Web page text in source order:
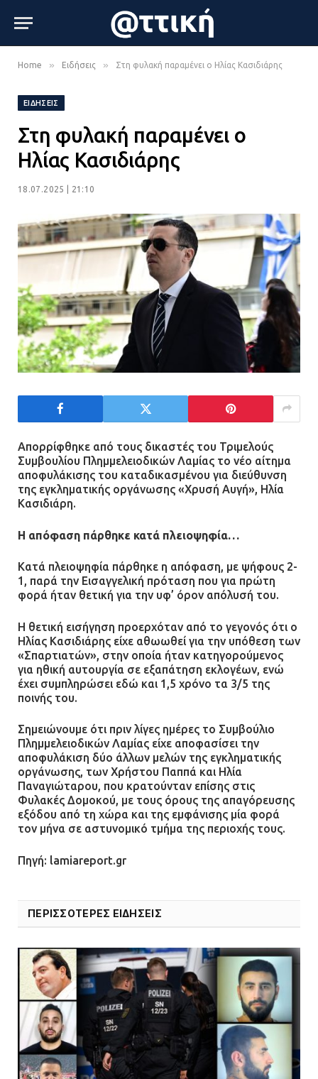
Home » Ειδήσεις » Στη φυλακή παραμένει ο Ηλίας Κασιδιάρης
ΕΙΔΉΣΕΙΣ
Στη φυλακή παραμένει ο
Ηλίας Κασιδιάρης
18.07.2025 | 21:10
Απορρίφθηκε από τους δικαστές του Τριμελούς
Συμβουλίου Πλημμελειοδικών Λαμίας το νέο αίτημα
αποφυλάκισης του καταδικασμένου για διεύθυνση
της εγκληματικής οργάνωσης «Χρυσή Αυγή», Ηλία
Κασιδιάρη.
Η απόφαση πάρθηκε κατά πλειοψηφία…
Κατά πλειοψηφία πάρθηκε η απόφαση, με ψήφους 2-
1, παρά την Εισαγγελική πρόταση που για πρώτη
φορά ήταν θετική για την υφ’ όρον απόλυσή του.
Η θετική εισήγηση προερχόταν από το γεγονός ότι ο
Ηλίας Κασιδιάρης είχε αθωωθεί για την υπόθεση των
«Σπαρτιατών», στην οποία ήταν κατηγορούμενος
για ηθική αυτουργία σε εξαπάτηση εκλογέων, ενώ
έχει συμπληρώσει εδώ και 1,5 χρόνο τα 3/5 της
ποινής του.
Σημειώνουμε ότι πριν λίγες ημέρες το Συμβούλιο
Πλημμελειοδικών Λαμίας είχε αποφασίσει την
αποφυλάκιση δύο άλλων μελών της εγκληματικής
οργάνωσης, των Χρήστου Παππά και Ηλία
Παναγιώταρου, που κρατούνταν επίσης στις
Φυλακές Δομοκού, με τους όρους της απαγόρευσης
εξόδου από τη χώρα και της εμφάνισης μία φορά
τον μήνα σε αστυνομικό τμήμα της περιοχής τους.
Πηγή: lamiareport.gr
ΠΕΡΙΣΣΟΤΕΡΕΣ ΕΙΔΗΣΕΙΣ